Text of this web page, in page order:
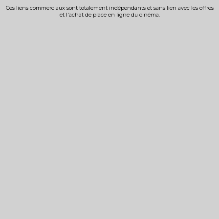
Ces liens commerciaux sont totalement indépendants et sans lien avec les offres
et l'achat de place en ligne du cinéma.